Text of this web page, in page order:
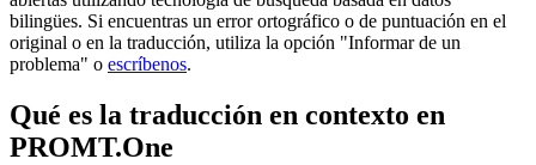
bilingües. Si encuentras un error ortográfico o de puntuación en el
original o en la traducción, utiliza la opción "Informar de un
problema" o escríbenos.
Qué es la traducción en contexto en
PROMT.One